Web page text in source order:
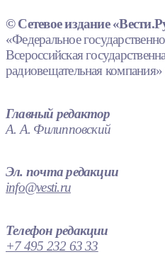
© Сетевое издание
«Федеральное
Всероссийская
радиовещательная
Главный редактор
А. А. Филипповский
Эл. почта редакции
info@vesti.ru
Телефон редакции
+7 495 232 63 33